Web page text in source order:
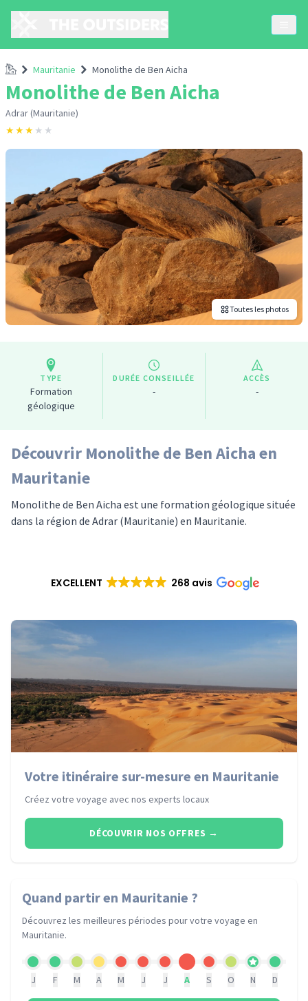
AccueilMauritanie Monolithe de Ben Aicha
Monolithe de Ben Aicha
Adrar (Mauritanie)
★★★ ★ ★
Toutes les photos
TYPE
Formation
géologique
DURÉE CONSEILLÉE
-
ACCÈS
-
Découvrir Monolithe de Ben Aicha en
Mauritanie
Monolithe de Ben Aicha est une formation géologique située
dans la région de Adrar (Mauritanie) en Mauritanie.
EXCELLENT 268 avis
Votre itinéraire sur-mesure en Mauritanie
Créez votre voyage avec nos experts locaux
DÉCOUVRIR NOS OFFRES →
Quand partiren Mauritanie ?
Découvrez les meilleures périodes pour votre voyage en
Mauritanie.
J F M A M J J A S O N D